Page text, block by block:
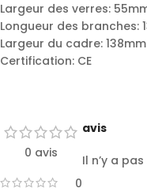
Largeur des verres:
Longueur des branches:
Largeur du cadre: 138mm
Certification: CE
0 avis
0
avis
Il n’y a